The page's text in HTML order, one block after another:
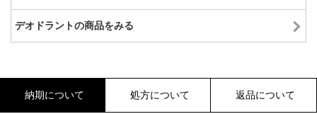
デオドラントの商品をみる
納期について 処方について 返品について